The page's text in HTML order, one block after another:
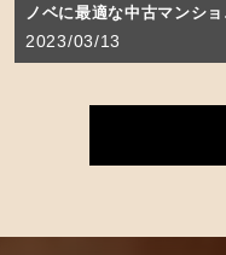
ノベに最適な中古マンショ
物件の選び方５つのポイン
とは？
2023/03/13